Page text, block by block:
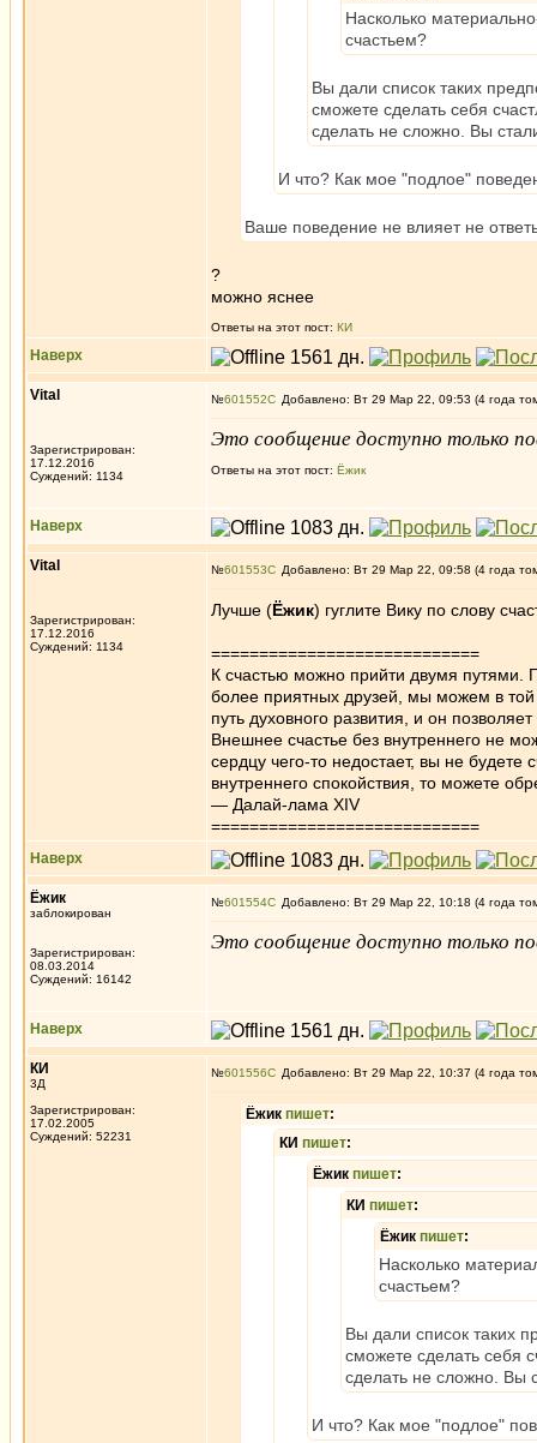
Насколько
счастьем?
Вы дали список таких
сможете сделать себя
сделать не сложно. Вы
И что? Как мое "подлое"
Ваше поведение не влияет не
?
можно яснее
Ответы на этот пост: КИ
Наверх
Vital
Зарегистрирован:
17.12.2016
Суждений: 1134
№601552 Добавлено: Вт 29 Мар 22, 09:53 (4 года
Это сообщение доступно только
Ответы на этот пост: Ёжик
Наверх
Vital
Зарегистрирован:
17.12.2016
Суждений: 1134
№601553 Добавлено: Вт 29 Мар 22, 09:58 (4 года
Лучше (Ёжик) гуглите Вику по слову
============================
К счастью можно прийти двумя
более приятных друзей, мы можем в той
путь духовного развития, и он
Внешнее счастье без внутреннего не
сердцу чего-то недостает, вы не
внутреннего спокойствия, то можете
— Далай-лама XIV
============================
Наверх
Ёжик
заблокирован
Зарегистрирован:
08.03.2014
Суждений: 16142
№601554 Добавлено: Вт 29 Мар 22, 10:18 (4 года
Это сообщение доступно только
Наверх
КИ
3Д
Зарегистрирован:
17.02.2005
Суждений: 52231
№601556 Добавлено: Вт 29 Мар 22, 10:37 (4 года
Ёжик пишет:
КИ пишет:
Ёжик пишет:
КИ пишет:
Ёжик пишет:
Насколько
счастьем?
Вы дали список таких
сможете сделать себя
сделать не сложно. Вы
И что? Как мое "подлое"